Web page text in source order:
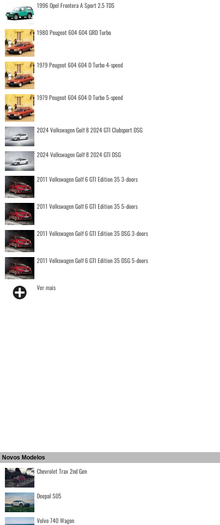
1996 Opel Frontera A Sport 2.5 TDS
1980 Peugeot 604 604 GRD Turbo
1979 Peugeot 604 604 D Turbo 4-speed
1979 Peugeot 604 604 D Turbo 5-speed
2024 Volkswagen Golf 8 2024 GTI Clubsport DSG
2024 Volkswagen Golf 8 2024 GTI DSG
2011 Volkswagen Golf 6 GTI Edition 35 3-doors
2011 Volkswagen Golf 6 GTI Edition 35 5-doors
2011 Volkswagen Golf 6 GTI Edition 35 DSG 3-doors
2011 Volkswagen Golf 6 GTI Edition 35 DSG 5-doors
Ver mais
Novos Modelos
Chevrolet Trax 2nd Gen
Deepal S05
Volvo 740 Wagon